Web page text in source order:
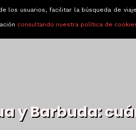
y Barbuda:
los usuarios, facilitar la búsqueda de
consultando nuestra política de